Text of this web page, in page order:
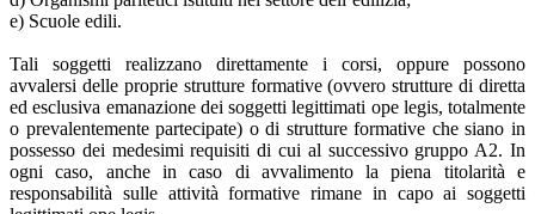
e) Scuole edili.
Tali soggetti realizzano direttamente i corsi, oppure possono
avvalersi delle proprie strutture formative (ovvero strutture di diretta
ed esclusiva emanazione dei soggetti legittimati ope legis, totalmente
o prevalentemente partecipate) o di strutture formative che siano in
possesso dei medesimi requisiti di cui al successivo gruppo A2. In
ogni caso, anche in caso di avvalimento la piena titolarità e
responsabilità sulle attività formative rimane in capo ai soggetti